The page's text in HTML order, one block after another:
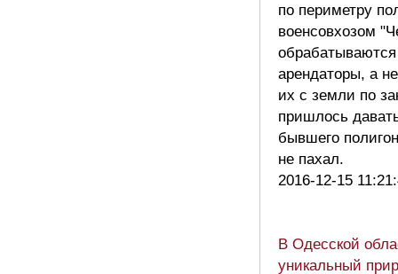
по периметру
военсовхозом
арендаторы, а
их с земли по
пришлось
бывшего
не пахал.
2016-12-15
В Одесской
уникальный